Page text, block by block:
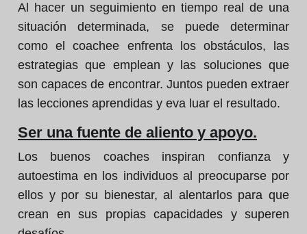
Al hacer un seguimiento en tiempo real de una
situación determinada, se puede determinar
como el coachee enfrenta los obstáculos, las
estrategias que emplean y las soluciones que
son capaces de encontrar. Juntos pueden extraer
las lecciones aprendidas y eva luar el resultado.
Ser una fuente de aliento y apoyo.
Los buenos coaches inspiran confianza y
autoestima en los individuos al preocuparse por
ellos y por su bienestar, al alentarlos para que
crean en sus propias capacidades y superen